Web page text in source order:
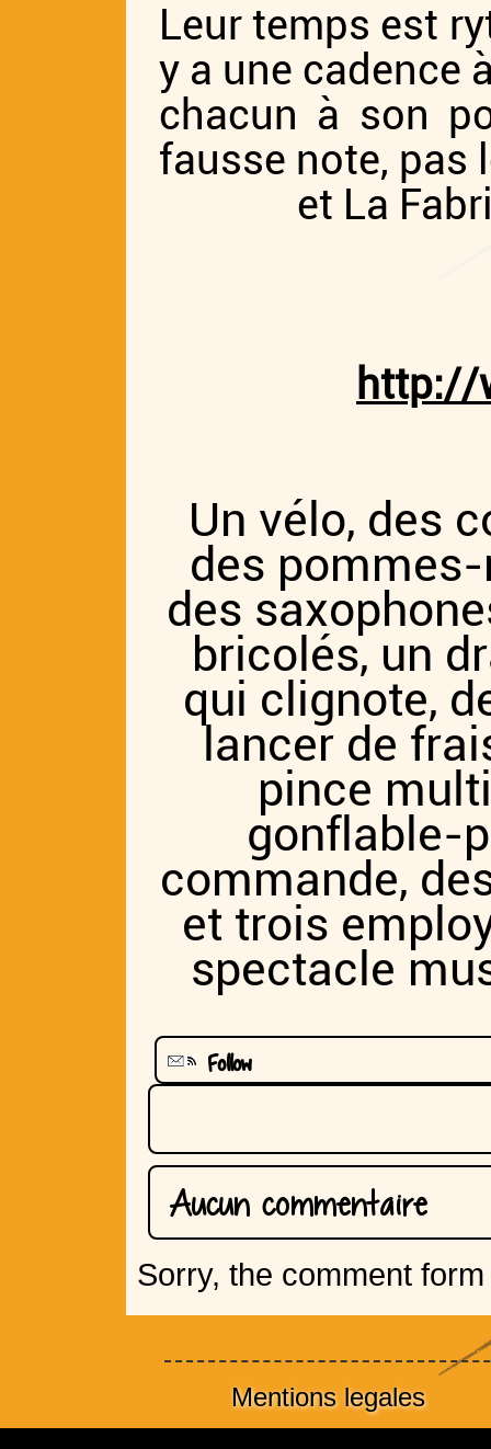
Leur temps est
y a une cadence
chacun à son
fausse note, pas
et La Fabrik
http://
Un vélo, des
des
des
bricolés, un
qui clignote,
lancer de
pince
gonflable-
commande,
et trois
spectacle
Follow
Aucun commentaire
Sorry, the comment
Mentions legales